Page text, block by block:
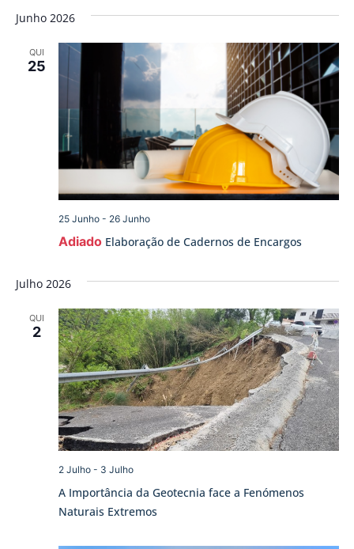
de
e
de
de
data.
Junho 2026
QUI
25
Adiado Elaboração de Cadernos de Encargos
25 Junho- 26 Junho
Julho 2026
QUI
2
A Importância da Geotecnia face a Fenómenos
Naturais Extremos
2 Julho- 3 Julho